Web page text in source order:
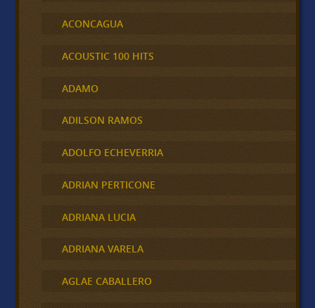
ACONCAGUA
ACOUSTIC 100 HITS
ADAMO
ADILSON RAMOS
ADOLFO ECHEVERRIA
ADRIAN PERTICONE
ADRIANA LUCIA
ADRIANA VARELA
AGLAE CABALLERO